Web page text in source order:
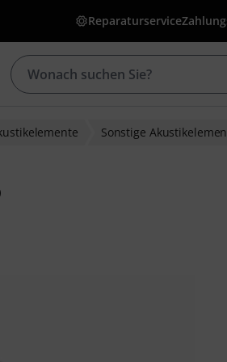
Reparaturservice
Sonstige